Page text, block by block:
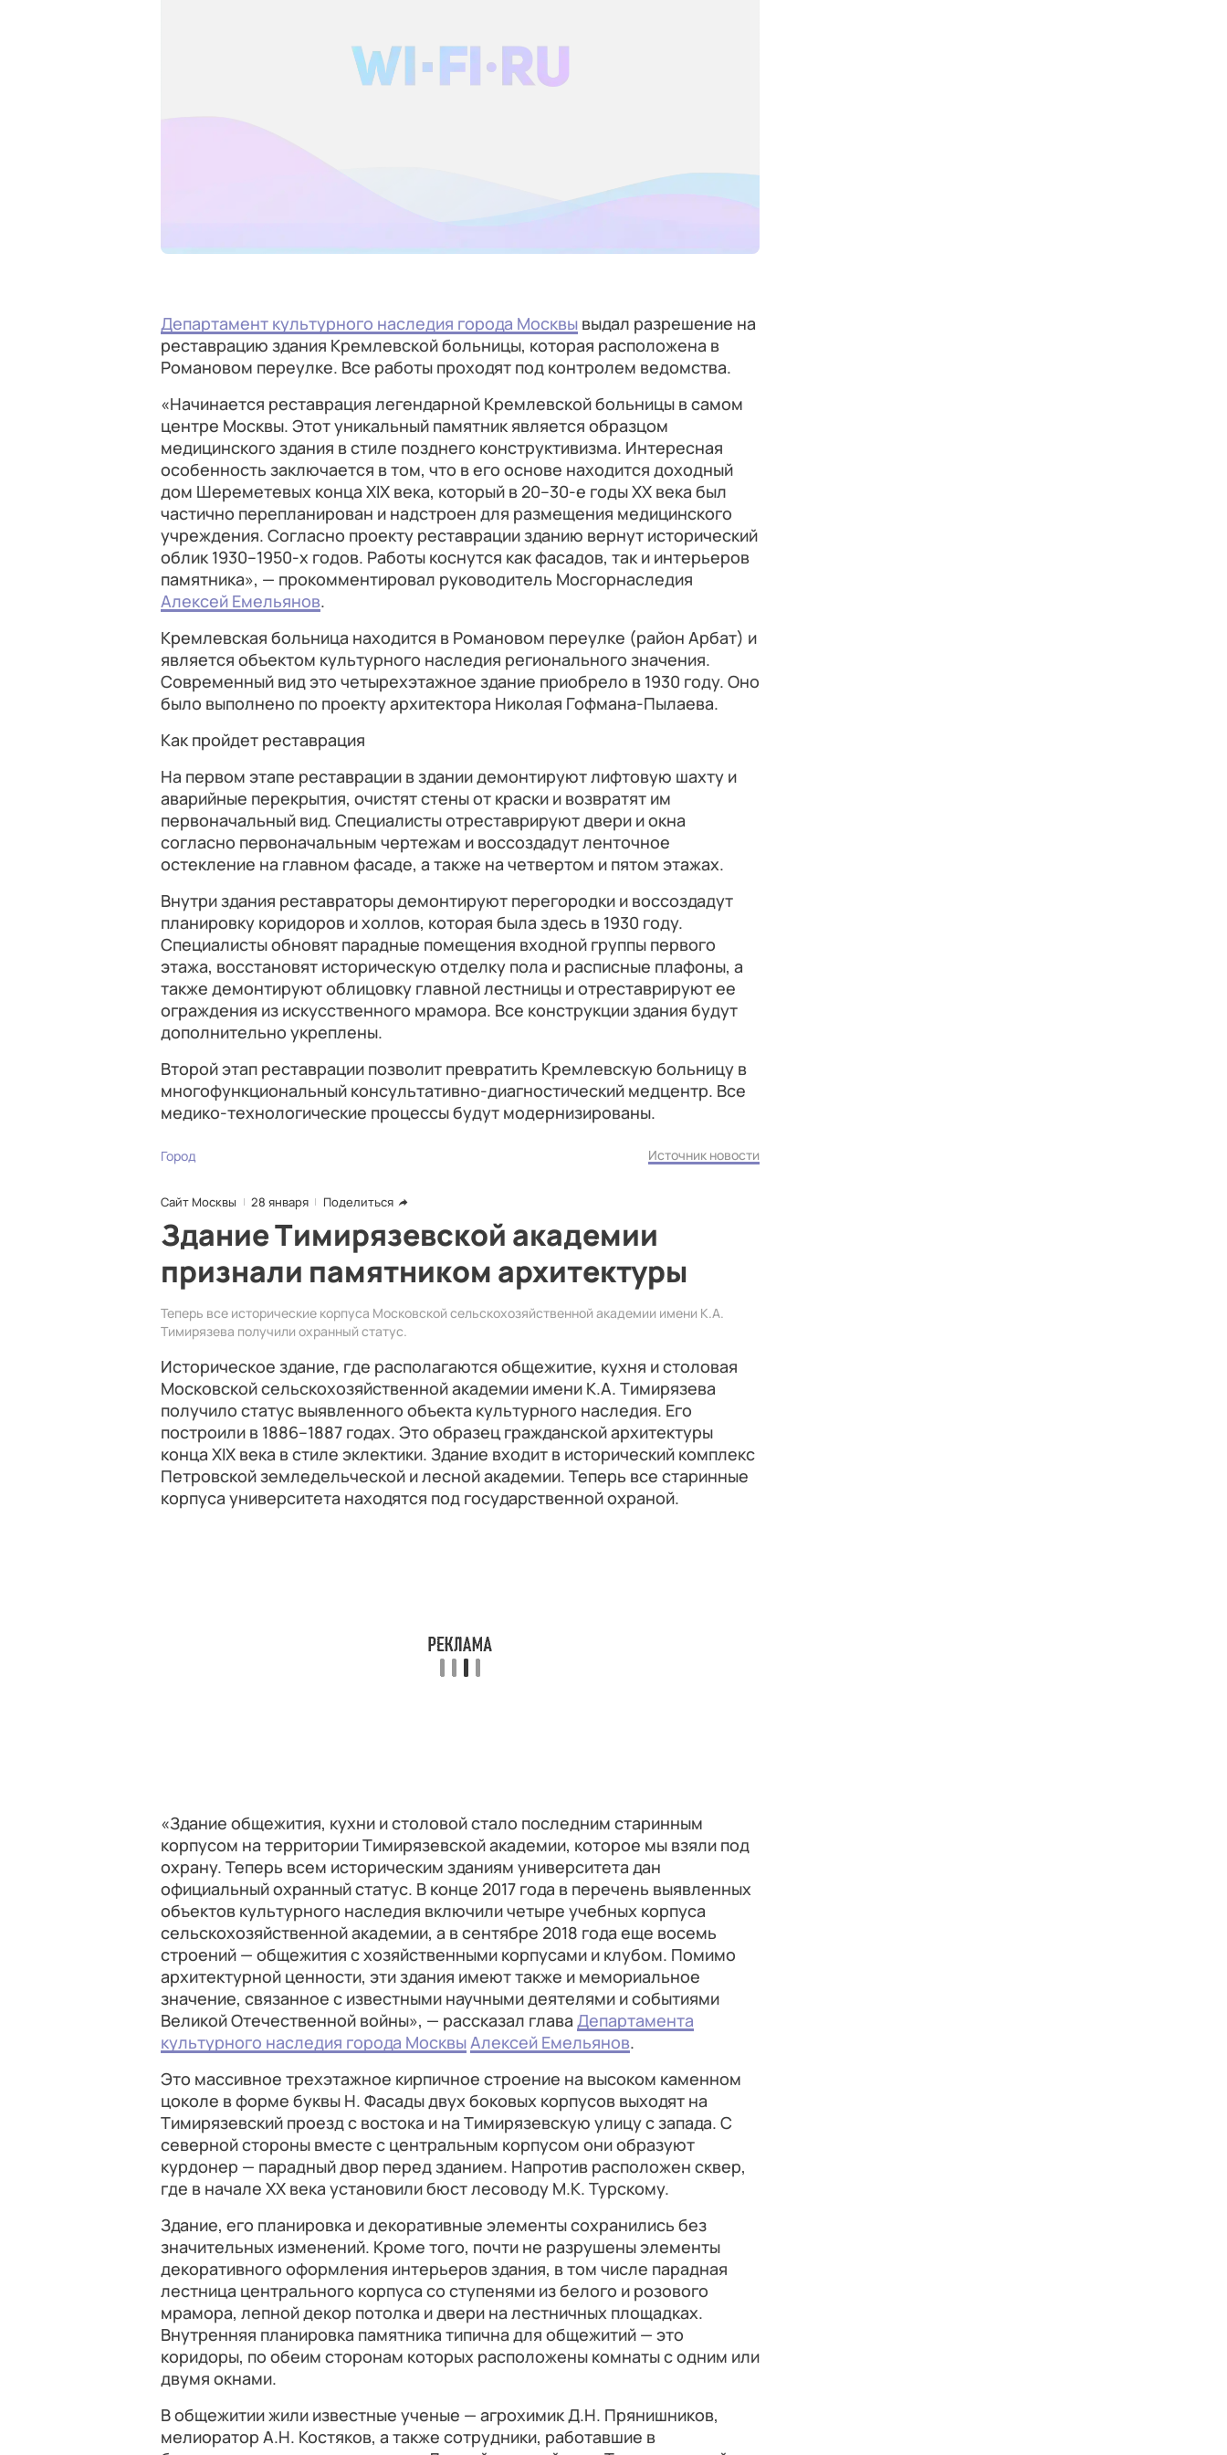
Департамент культурного наследия города Москвы выдал разрешение на
реставрацию здания Кремлевской больницы, которая расположена в
Романовом переулке. Все работы проходят под контролем ведомства.
«Начинается реставрация легендарной Кремлевской больницы в самом
центре Москвы. Этот уникальный памятник является образцом
медицинского здания в стиле позднего конструктивизма. Интересная
особенность заключается в том, что в его основе находится доходный
дом Шереметевых конца XIX века, который в 20–30-е годы ХХ века был
частично перепланирован и надстроен для размещения медицинского
учреждения. Согласно проекту реставрации зданию вернут исторический
облик 1930–1950-х годов. Работы коснутся как фасадов, так и интерьеров
памятника», — прокомментировал руководитель Мосгорнаследия
Алексей Емельянов.
Кремлевская больница находится в Романовом переулке (район Арбат) и
является объектом культурного наследия регионального значения.
Современный вид это четырехэтажное здание приобрело в 1930 году. Оно
было выполнено по проекту архитектора Николая Гофмана-Пылаева.
Как пройдет реставрация
На первом этапе реставрации в здании демонтируют лифтовую шахту и
аварийные перекрытия, очистят стены от краски и возвратят им
первоначальный вид. Специалисты отреставрируют двери и окна
согласно первоначальным чертежам и воссоздадут ленточное
остекление на главном фасаде, а также на четвертом и пятом этажах.
Внутри здания реставраторы демонтируют перегородки и воссоздадут
планировку коридоров и холлов, которая была здесь в 1930 году.
Специалисты обновят парадные помещения входной группы первого
этажа, восстановят историческую отделку пола и расписные плафоны, а
также демонтируют облицовку главной лестницы и отреставрируют ее
ограждения из искусственного мрамора. Все конструкции здания будут
дополнительно укреплены.
Второй этап реставрации позволит превратить Кремлевскую больницу в
многофункциональный консультативно-диагностический медцентр. Все
медико-технологические процессы будут модернизированы.
Город Источник новости
Сайт Москвы 28 января Поделиться
Здание Тимирязевской академии
признали памятником архитектуры
Теперь все исторические корпуса Московской сельскохозяйственной академии имени К.А.
Тимирязева получили охранный статус.
Историческое здание, где располагаются общежитие, кухня и столовая
Московской сельскохозяйственной академии имени К.А. Тимирязева
получило статус выявленного объекта культурного наследия. Его
построили в 1886–1887 годах. Это образец гражданской архитектуры
конца XIX века в стиле эклектики. Здание входит в исторический комплекс
Петровской земледельческой и лесной академии. Теперь все старинные
корпуса университета находятся под государственной охраной.
«Здание общежития, кухни и столовой стало последним старинным
корпусом на территории Тимирязевской академии, которое мы взяли под
охрану. Теперь всем историческим зданиям университета дан
официальный охранный статус. В конце 2017 года в перечень выявленных
объектов культурного наследия включили четыре учебных корпуса
сельскохозяйственной академии, а в сентябре 2018 года еще восемь
строений — общежития с хозяйственными корпусами и клубом. Помимо
архитектурной ценности, эти здания имеют также и мемориальное
значение, связанное с известными научными деятелями и событиями
Великой Отечественной войны», — рассказал глава Департамента
культурного наследия города МосквыАлексей Емельянов.
Это массивное трехэтажное кирпичное строение на высоком каменном
цоколе в форме буквы Н. Фасады двух боковых корпусов выходят на
Тимирязевский проезд с востока и на Тимирязевскую улицу с запада. С
северной стороны вместе с центральным корпусом они образуют
курдонер — парадный двор перед зданием. Напротив расположен сквер,
где в начале ХХ века установили бюст лесоводу М.К. Турскому.
Здание, его планировка и декоративные элементы сохранились без
значительных изменений. Кроме того, почти не разрушены элементы
декоративного оформления интерьеров здания, в том числе парадная
лестница центрального корпуса со ступенями из белого и розового
мрамора, лепной декор потолка и двери на лестничных площадках.
Внутренняя планировка памятника типична для общежитий — это
коридоры, по обеим сторонам которых расположены комнаты с одним или
двумя окнами.
В общежитии жили известные ученые — агрохимик Д.Н. Прянишников,
мелиоратор А.Н. Костяков, а также сотрудники, работавшие в